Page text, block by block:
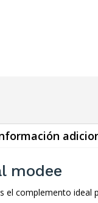
modee
el complemento